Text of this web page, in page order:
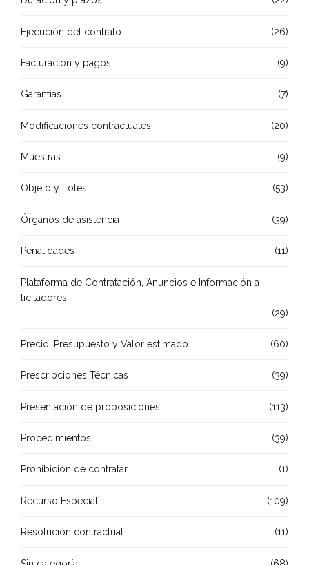
Ejecución del contrato (26)
Facturación y pagos (9)
Garantías (7)
Modificaciones contractuales (20)
Muestras (9)
Objeto y Lotes (53)
Órganos de asistencia (39)
Penalidades (11)
Plataforma de Contratación, Anuncios e Información a
licitadores
(29)
Precio, Presupuesto y Valor estimado (60)
Prescripciones Técnicas (39)
Presentación de proposiciones (113)
Procedimientos (39)
Prohibición de contratar (1)
Recurso Especial (109)
Resolución contractual (11)